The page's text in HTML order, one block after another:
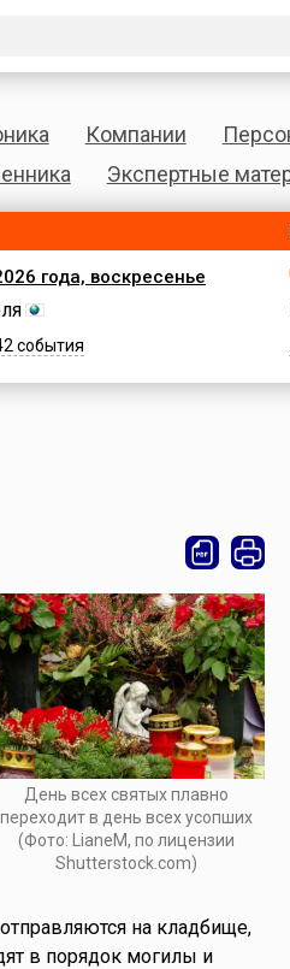
Компании
Экспертные
года, воскресенье
события
День всех святых плавно
переходит в день всех усопших
(Фото: LianeM, по лицензии
Shutterstock.com)
на кладбище,
в порядок могилы и